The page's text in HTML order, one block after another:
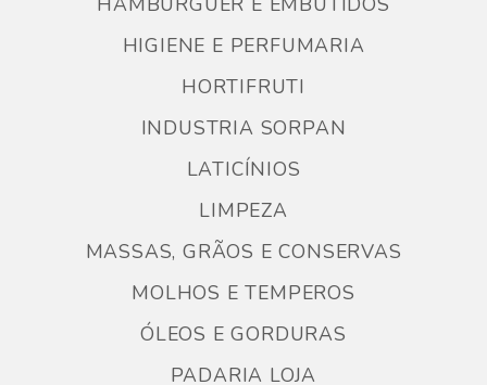
HIGIENE E PERFUMARIA
HORTIFRUTI
INDUSTRIA SORPAN
LATICÍNIOS
LIMPEZA
MASSAS, GRÃOS E CONSERVAS
MOLHOS E TEMPEROS
ÓLEOS E GORDURAS
PADARIA LOJA